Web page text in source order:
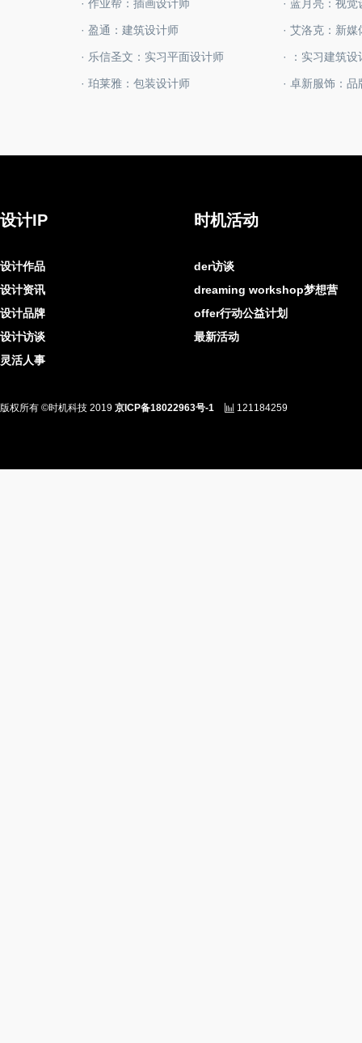
· 作业帮：插画设计师 · 蓝月亮：视觉
· 盈通：建筑设计师 · 艾洛克：新媒
· 乐信圣文：实习平面设计师 · ：实习建筑设
· 珀莱雅：包装设计师 · 卓新服饰：品
设计IP
设计作品
设计资讯
设计品牌
设计访谈
灵活人事
时机活动
der访谈
dreaming workshop梦想营
offer行动公益计划
最新活动
版权所有 ©时机科技 2019 京ICP备18022963号-1 121184259